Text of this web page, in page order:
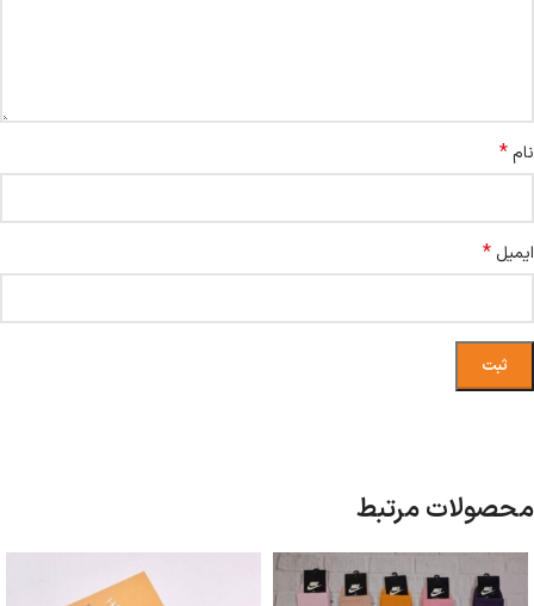
نام*
ایمیل *
محصولات مرتبط